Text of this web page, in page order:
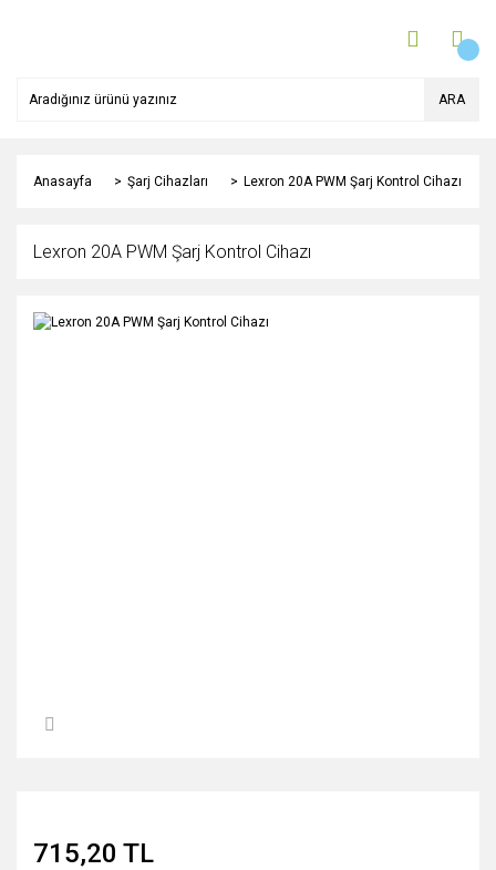
ARA
Anasayfa Şarj Cihazları Lexron 20A PWM Şarj Kontrol Cihazı
Lexron 20A PWM Şarj Kontrol Cihazı
715,20 TL